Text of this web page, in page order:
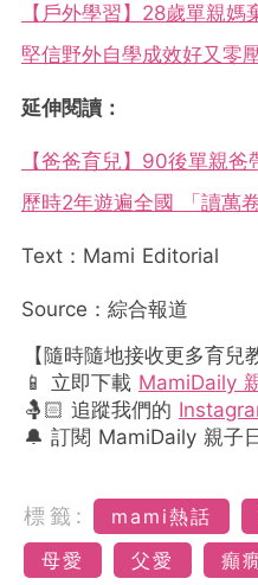
【戶外學習】28歲單親
堅信野外自學成效好又零
延伸閱讀：
【爸爸育兒】90後單親
歷時2年遊遍全國 「讀萬
Text：Mami Editorial
Source：綜合報道
【隨時隨地接收更多育兒
📱 立即下載 MamiDaily
🤱🏻 追蹤我們的
🔔 訂閱 MamiDaily 親子
標籤: mami熱話
母愛
父愛 癲